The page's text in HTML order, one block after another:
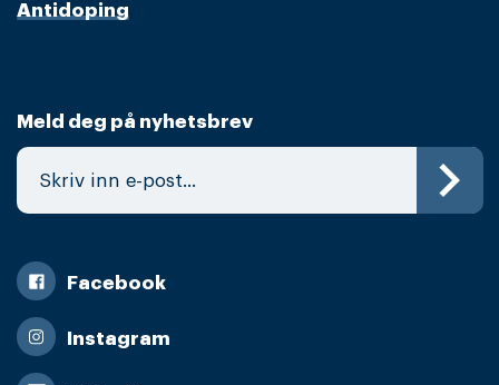
Antidoping
Meld deg på nyhetsbrev
Facebook
Instagram